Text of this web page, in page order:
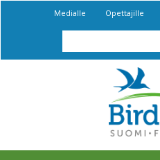
Medialle Opettajille